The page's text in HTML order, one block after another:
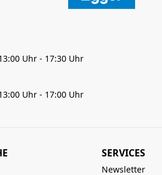
Uhr - 17:30 Uhr
Uhr - 17:00 Uhr
SERVICES
Newsletter